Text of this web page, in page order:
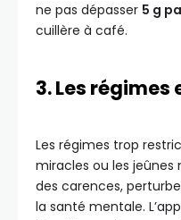
ne pas dépasser 5 g
cuillère à café.
3. Les régimes
Les régimes trop
miracles ou les
des carences,
la santé mentale.